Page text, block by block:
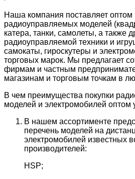
Наша компания поставляет оптом
радиоуправляемых моделей
катера, танки, самолеты, а также
радиоуправляемой техники и
самокаты, гироскутеры и
торговых марок. Мы предлагает
фирмам и частным
магазинам и торговым точкам в
В чем преимущества покупки
моделей и электромобилей оптом
В нашем ассортименте
перечень моделей на
электромобилей известных
производителей:
HSP;